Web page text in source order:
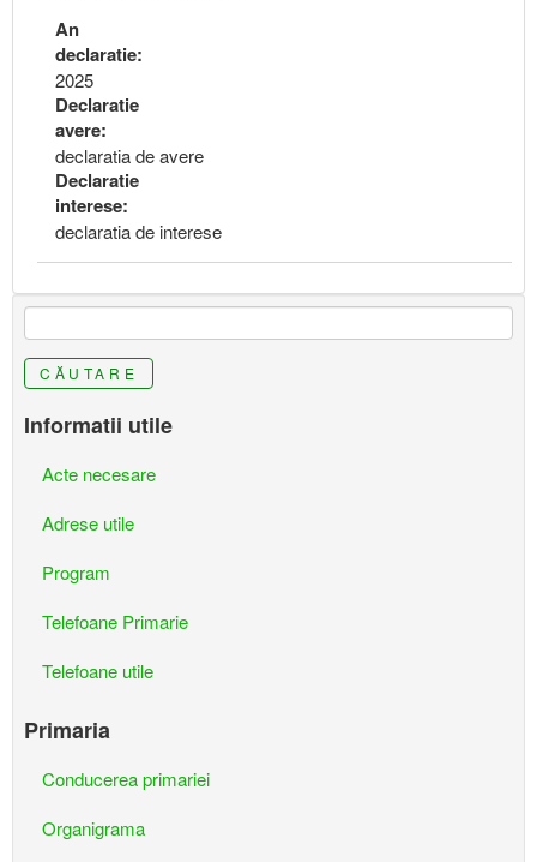
An
declaratie:
2025
Declaratie
avere:
declaratia de avere
Declaratie
interese:
declaratia de interese
CĂUTARE
Informatii utile
Acte necesare
Adrese utile
Program
Telefoane Primarie
Telefoane utile
Primaria
Conducerea primariei
Organigrama